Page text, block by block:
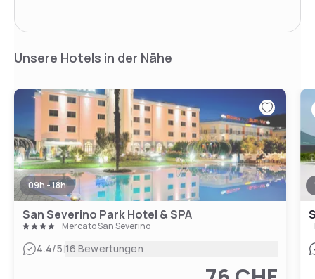
Unsere Hotels in der Nähe
09h - 18h
San Severino Park Hotel & SPA
Mercato San Severino
4.4/5|16 Bewertungen